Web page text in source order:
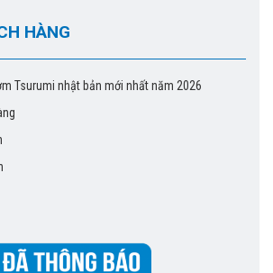
HÀNG
Tsurumi nhật bản mới nhất năm 2026